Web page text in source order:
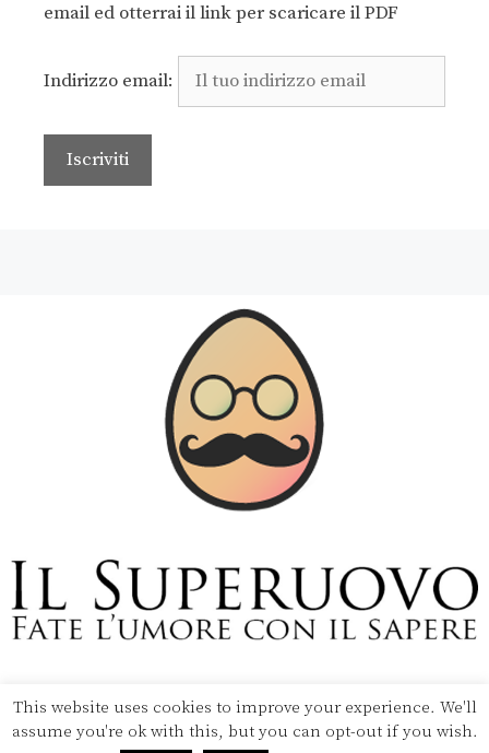
email ed otterrai il link per scaricare il PDF
Indirizzo email:
Copyright © 2020 Il Superuovo — Powered by Pipool
SRL